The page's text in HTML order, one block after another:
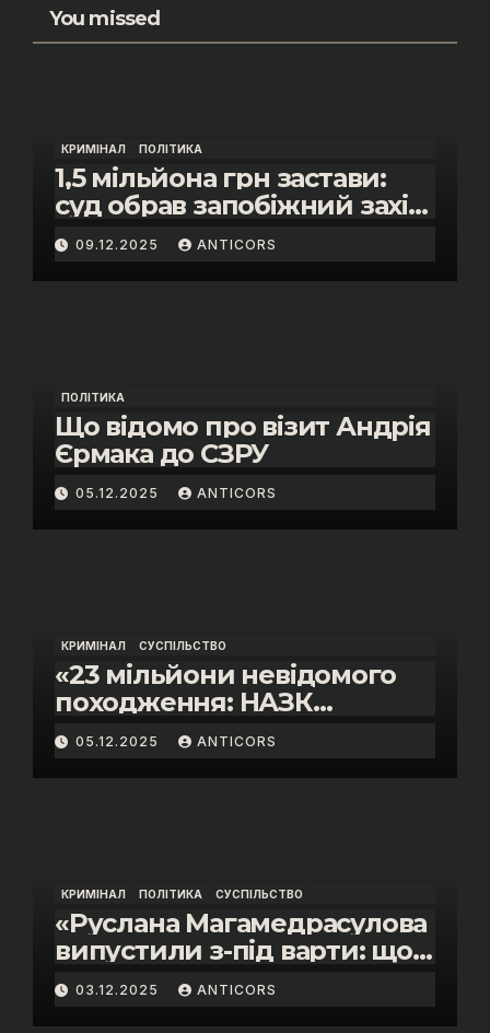
You missed
КРИМІНАЛ ПОЛІТИКА
1,5 мільйона грн застави:
суд обрав запобіжний захід
помічнику нардепки Анни
Скороход у справі про
«санкційний підкуп»
09.12.2025 ANTICORS
ПОЛІТИКА
Що відомо про візит Андрія
Єрмака до СЗРУ
05.12.2025 ANTICORS
КРИМІНАЛ СУСПІЛЬСТВО
«23 мільйони невідомого
походження: НАЗК
викрило розкішне життя
інспектора митниці “Тиса”
Василя Пупени»
05.12.2025 ANTICORS
КРИМІНАЛ ПОЛІТИКА СУСПІЛЬСТВО
«Руслана Магамедрасулова
випустили з-під варти: що
відбувалось у залі суду»
03.12.2025 ANTICORS